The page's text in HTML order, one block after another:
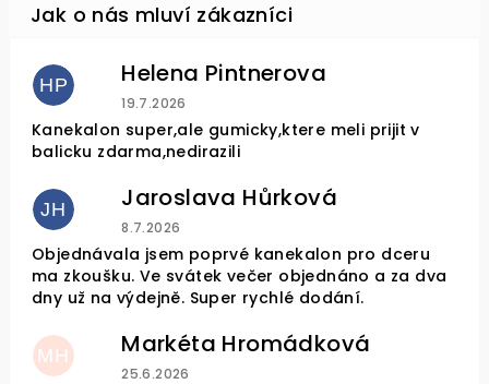
HP Helena Pintnerova
Hodnocení obchodu je 4 z 5 hvězdiček.
19.7.2026
Kanekalon super,ale gumicky,ktere meli prijit v
balicku zdarma,nedirazili
JH Jaroslava Hůrková
Hodnocení obchodu je 5 z 5 hvězdiček.
8.7.2026
Objednávala jsem poprvé kanekalon pro dceru
ma zkoušku. Ve svátek večer objednáno a za dva
dny už na výdejně. Super rychlé dodání.
MH Markéta Hromádková
Hodnocení obchodu je 5 z 5 hvězdiček.
25.6.2026